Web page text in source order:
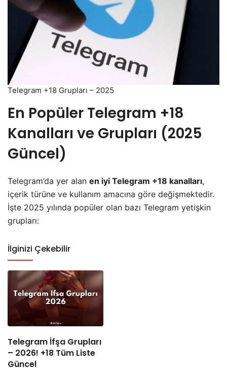
Telegram +18 Grupları – 2025
En Popüler Telegram +18
Kanalları ve Grupları (2025
Güncel)
Telegram’da yer alan en iyi Telegram +18 kanalları,
içerik türüne ve kullanım amacına göre değişmektedir.
İşte 2025 yılında popüler olan bazı Telegram yetişkin
grupları:
İlginizi Çekebilir
Telegram İfşa Grupları
– 2026! +18 Tüm Liste
Güncel